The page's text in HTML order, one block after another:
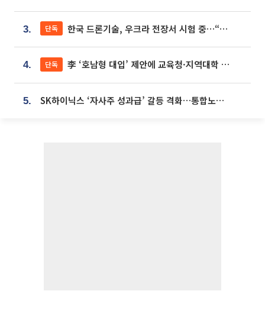
3. 단독 한국 드론기술, 우크라 전장서 시험 중…“스타트업 여러 곳 참여”
4. 단독 李 ‘호남형 대입’ 제안에 교육청·지역대학 서·논술형 입시 연계 '착수'
5. SK하이닉스 ‘자사주 성과급’ 갈등 격화…통합노조 출범 움직임